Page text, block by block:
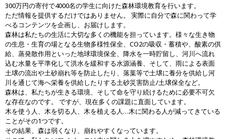
300万円の寄付で4000名の学生に向けた森林環境教育を行います。
ただ情報を提供するだけではありません。 実際に自分で森に関わって学
べるコンテンツを企画し、お届けします。
森林は私たちの生活に大切な多くの機能を担っています。様々な生き物
の生息・生育の場となる生物多様性保全、CO2の吸収・蓄積や、酸素の供
給、蒸発散作用といった地球環境保全、降水を一時貯留し、河川へ流れ
込む水量を平準化して洪水を緩和する水源涵養、そして、雨による表面
土壌の流出や土砂崩れ等を防止したり、落葉等で土壌に養分を供給し河
川を通じて海へ栄養を供給したりする土砂災害防止/土壌保全など。
森林は、私たちが生きる環境、そして命を守り続けるために必要不可欠
な存在なのです。 ですが、現在多くの課題に直面しています。
木を使う人、木を切る人、木を植える人…木に関わる人が減ってきている
ことがその1つです。
その結果、森は弱くなり、崩れやすくなっています。